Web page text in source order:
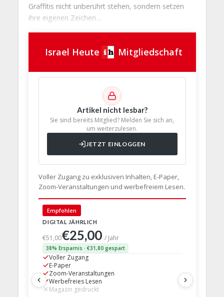
Graffitis nicht unberührt stehen, sondern setzen
ihre eigenen Zeichen....
Israel Heute Mitgliedschaft
Artikel nicht lesbar?
Sie sind bereits Mitglied? Melden Sie sich an,
um weiterzulesen.
JETZT EINLOGGEN
Voller Zugang zu exklusiven Inhalten, E-Paper,
Zoom-Veranstaltungen und werbefreiem Lesen.
Empfohlen
DIGITAL JÄHRLICH
€51,00€25,00/ Jahr
38% Ersparnis · €31,80 gespart
Voller Zugang
E-Paper
Zoom-Veranstaltungen
Werbefreies Lesen
Magazin gedruckt